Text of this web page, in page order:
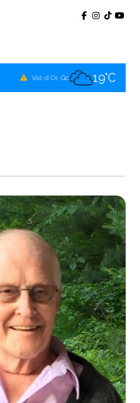
Val-d'Or, Qc 19°C